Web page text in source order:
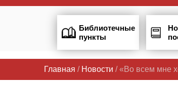
Библиотечные
пункты
Главная / Новости / «Во всем мне